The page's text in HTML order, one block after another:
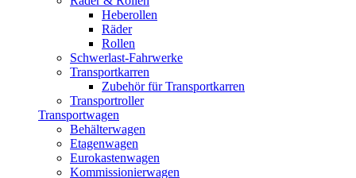
Heberollen
Räder
Rollen
Schwerlast-Fahrwerke
Transportkarren
Zubehör für Transportkarren
Transportroller
Transportwagen
Behälterwagen
Etagenwagen
Eurokastenwagen
Kommissionierwagen